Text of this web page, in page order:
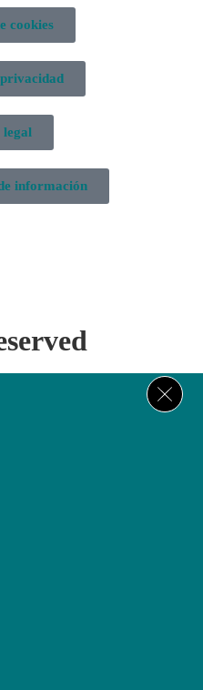
cookies
legal
información